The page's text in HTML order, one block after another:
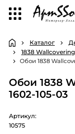
Каталог
1838
Обои 1838
Обои 1838
1602-105-03
Артикул:
10575